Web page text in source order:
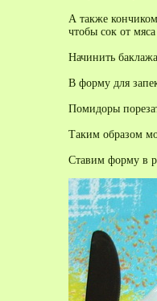
А также
чтобы сок от
Начинить
В форму для
Помидоры
Таким образом
Ставим форму в